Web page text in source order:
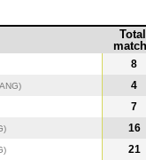
Total
8
)
4
7
)
16
)
21